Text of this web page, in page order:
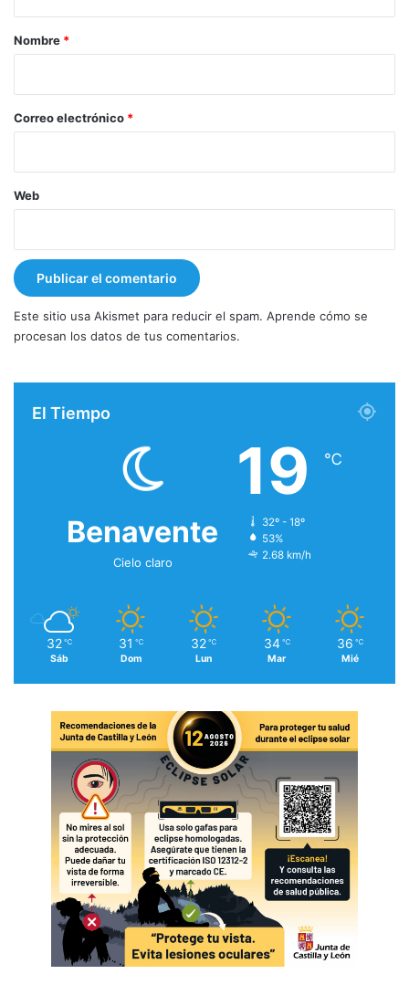
r
*
Nombre *
Correo electrónico *
Web
Este sitio usa Akismet para reducir el spam. Aprende cómo se
procesan los datos de tus comentarios.
El Tiempo
Benavente
Cielo claro
19 ℃
32º - 18º
53%
2.68 km/h
32 ℃
Sáb
31 ℃
Dom
32 ℃
Lun
34 ℃
Mar
36 ℃
Mié